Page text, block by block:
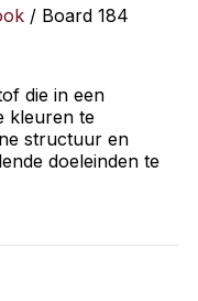
/ Board 184
die in een
kleuren te
structuur en
doeleinden te